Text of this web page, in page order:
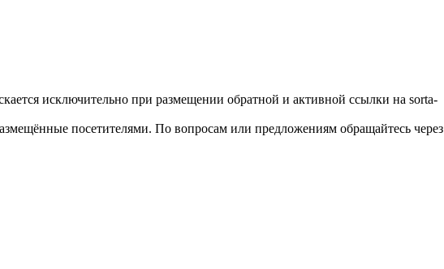
исключительно при размещении обратной и активной ссылки на sorta-
посетителями. По вопросам или предложениям обращайтесь через